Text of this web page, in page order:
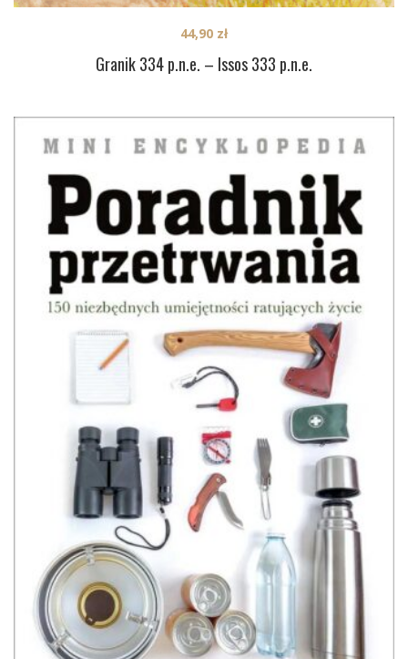
Granik 334 p.n.e. – Issos 333 p.n.e.
44,90 zł